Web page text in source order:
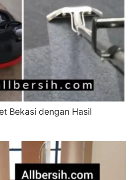
Bekasi dengan Hasil